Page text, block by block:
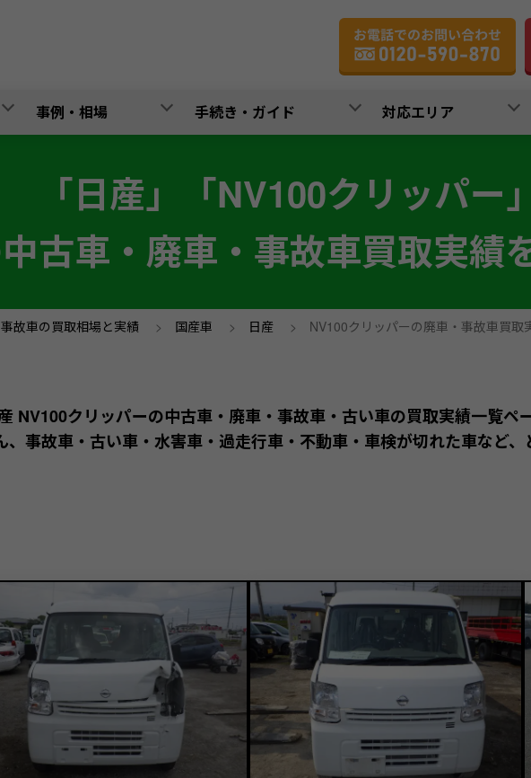
事例・相場 手続き・ガイド 対応エリア
「日産」「NV100クリッパー」
古車・廃車・事故車買取実績
故車の買取相場と実績 > 国産車 > 日産 > NV100クリッパーの廃車・事故車買取
NV100クリッパーの中古車・廃車・事故車・古い車の買取実績一覧ペー
事故車・古い車・水害車・過走行車・不動車・車検が切れた車など、